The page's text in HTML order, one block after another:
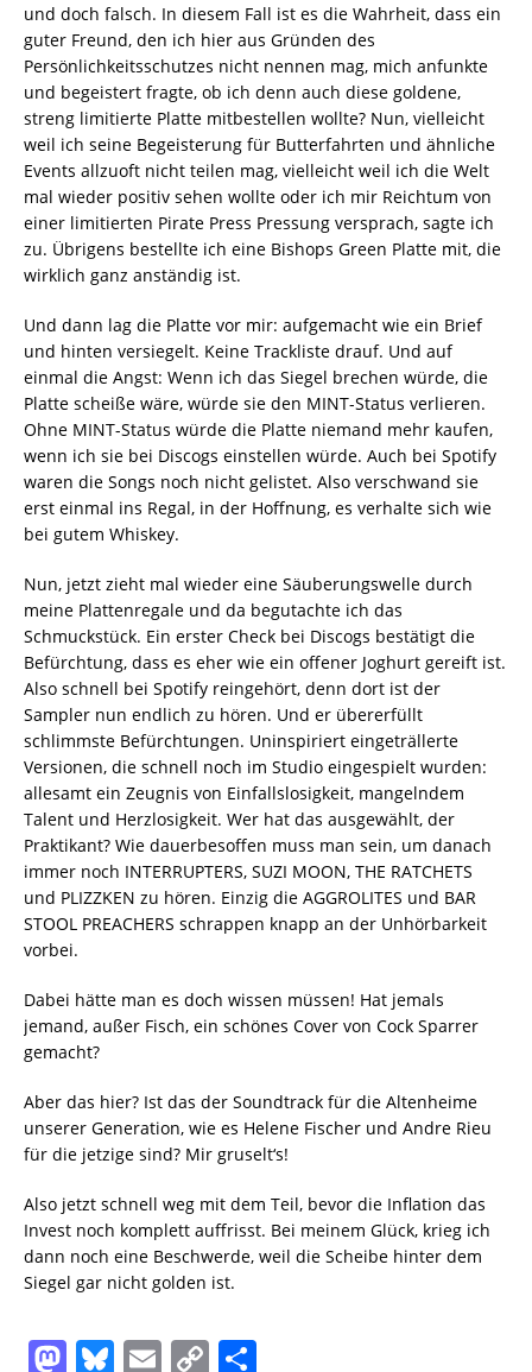
und doch falsch. In diesem Fall ist es die Wahrheit, dass ein
guter Freund, den ich hier aus Gründen des
Persönlichkeitsschutzes nicht nennen mag, mich anfunkte
und begeistert fragte, ob ich denn auch diese goldene,
streng limitierte Platte mitbestellen wollte? Nun, vielleicht
weil ich seine Begeisterung für Butterfahrten und ähnliche
Events allzuoft nicht teilen mag, vielleicht weil ich die Welt
mal wieder positiv sehen wollte oder ich mir Reichtum von
einer limitierten Pirate Press Pressung versprach, sagte ich
zu. Übrigens bestellte ich eine Bishops Green Platte mit, die
wirklich ganz anständig ist.
Und dann lag die Platte vor mir: aufgemacht wie ein Brief
und hinten versiegelt. Keine Trackliste drauf. Und auf
einmal die Angst: Wenn ich das Siegel brechen würde, die
Platte scheiße wäre, würde sie den MINT-Status verlieren.
Ohne MINT-Status würde die Platte niemand mehr kaufen,
wenn ich sie bei Discogs einstellen würde. Auch bei Spotify
waren die Songs noch nicht gelistet. Also verschwand sie
erst einmal ins Regal, in der Hoffnung, es verhalte sich wie
bei gutem Whiskey.
Nun, jetzt zieht mal wieder eine Säuberungswelle durch
meine Plattenregale und da begutachte ich das
Schmuckstück. Ein erster Check bei Discogs bestätigt die
Befürchtung, dass es eher wie ein offener Joghurt gereift ist.
Also schnell bei Spotify reingehört, denn dort ist der
Sampler nun endlich zu hören. Und er übererfüllt
schlimmste Befürchtungen. Uninspiriert eingeträllerte
Versionen, die schnell noch im Studio eingespielt wurden:
allesamt ein Zeugnis von Einfallslosigkeit, mangelndem
Talent und Herzlosigkeit. Wer hat das ausgewählt, der
Praktikant? Wie dauerbesoffen muss man sein, um danach
immer noch INTERRUPTERS, SUZI MOON, THE RATCHETS
und PLIZZKEN zu hören. Einzig die AGGROLITES und BAR
STOOL PREACHERS schrappen knapp an der Unhörbarkeit
vorbei.
Dabei hätte man es doch wissen müssen! Hat jemals
jemand, außer Fisch, ein schönes Cover von Cock Sparrer
gemacht?
Aber das hier? Ist das der Soundtrack für die Altenheime
unserer Generation, wie es Helene Fischer und Andre Rieu
für die jetzige sind? Mir gruselt‘s!
Also jetzt schnell weg mit dem Teil, bevor die Inflation das
Invest noch komplett auffrisst. Bei meinem Glück, krieg ich
dann noch eine Beschwerde, weil die Scheibe hinter dem
Siegel gar nicht golden ist.
M Bl E C